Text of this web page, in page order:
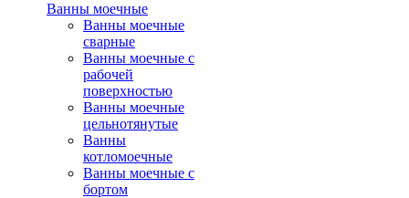
Ванны моечные
Ванны моечные
сварные
Ванны моечные с
рабочей
поверхностью
Ванны моечные
цельнотянутые
Ванны
котломоечные
Ванны моечные с
бортом